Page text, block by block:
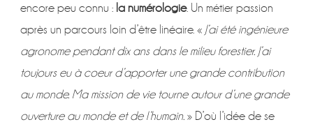
encore peu connu : la numérologie. Un métier passion
après un parcours loin d’être linéaire. « J’ai été ingénieure
agronome pendant dix ans dans le milieu forestier. J’ai
toujours eu à coeur d’apporter une grande contribution
au monde. Ma mission de vie tourne autour d’une grande
ouverture au monde et de l’humain. » D’où l’idée de se